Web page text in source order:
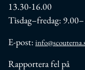
13.30-16.00
Tisdag–fredag:
E-post:
Rapportera fel på